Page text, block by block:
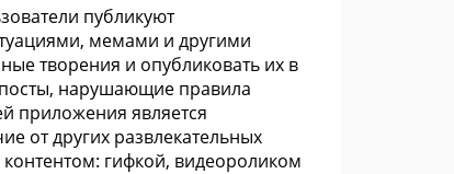
публикуют
мемами и другими
творения и опубликовать их в
нарушающие правила
приложения является
от других развлекательных
гифкой, видеороликом